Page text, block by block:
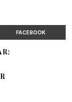
FACEBOOK